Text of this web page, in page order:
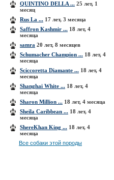
QUINTINO DELLA ... 25 лет, 1
месяц
Rus La ... 17 лет, 3 месяца
Saffron Kashmir ... 18 лет, 4
месяца
samra 20 лет, 8 месяцев
Schumacher Сhampion ... 18 лет, 4
месяца
Sciccoretta Diamante ... 18 лет, 4
месяца
Shanghai White ... 18 лет, 4
месяца
Sharon Million ... 18 лет, 4 месяца
Sheila Caribbean ... 18 лет, 4
месяца
ShereKhan King ... 18 лет, 4
месяца
Все собаки этой породы